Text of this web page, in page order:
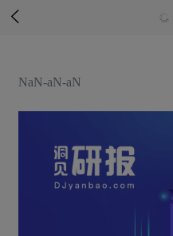

NaN-aN-aN